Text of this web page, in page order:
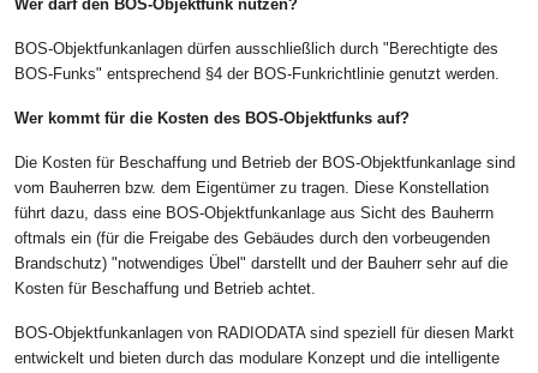
Wer darf den BOS-Objektfunk nutzen?
BOS-Objektfunkanlagen dürfen ausschließlich durch "Berechtigte des
BOS-Funks" entsprechend §4 der BOS-Funkrichtlinie genutzt werden.
Wer kommt für die Kosten des BOS-Objektfunks auf?
Die Kosten für Beschaffung und Betrieb der BOS-Objektfunkanlage sind
vom Bauherren bzw. dem Eigentümer zu tragen. Diese Konstellation
führt dazu, dass eine BOS-Objektfunkanlage aus Sicht des Bauherrn
oftmals ein (für die Freigabe des Gebäudes durch den vorbeugenden
Brandschutz) "notwendiges Übel" darstellt und der Bauherr sehr auf die
Kosten für Beschaffung und Betrieb achtet.
BOS-Objektfunkanlagen von RADIODATA sind speziell für diesen Markt
entwickelt und bieten durch das modulare Konzept und die intelligente